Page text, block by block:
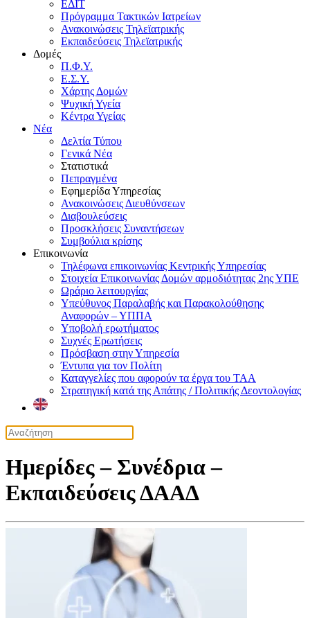
ΕΔΙΤ
Πρόγραμμα Τακτικών Ιατρείων
Ανακοινώσεις Τηλεϊατρικής
Εκπαιδεύσεις Τηλεϊατρικής
Δομές
Π.Φ.Υ.
Ε.Σ.Υ.
Χάρτης Δομών
Ψυχική Υγεία
Κέντρα Υγείας
Νέα
Δελτία Τύπου
Γενικά Νέα
Στατιστικά
Πεπραγμένα
Εφημερίδα Υπηρεσίας
Ανακοινώσεις Διευθύνσεων
Διαβουλεύσεις
Προσκλήσεις Συναντήσεων
Συμβούλια κρίσης
Επικοινωνία
Τηλέφωνα επικοινωνίας Κεντρικής Υπηρεσίας
Στοιχεία Επικοινωνίας Δομών αρμοδιότητας 2ης ΥΠΕ
Ωράριο λειτουργίας
Υπεύθυνος Παραλαβής και Παρακολούθησης
Αναφορών – ΥΠΠΑ
Υποβολή ερωτήματος
Συχνές Ερωτήσεις
Πρόσβαση στην Υπηρεσία
Έντυπα για τον Πολίτη
Καταγγελίες που αφορούν τα έργα του ΤΑΑ
Στρατηγική κατά της Απάτης / Πολιτικής Δεοντολογίας
Ημερίδες – Συνέδρια –
Εκπαιδεύσεις ΔΑΑΔ